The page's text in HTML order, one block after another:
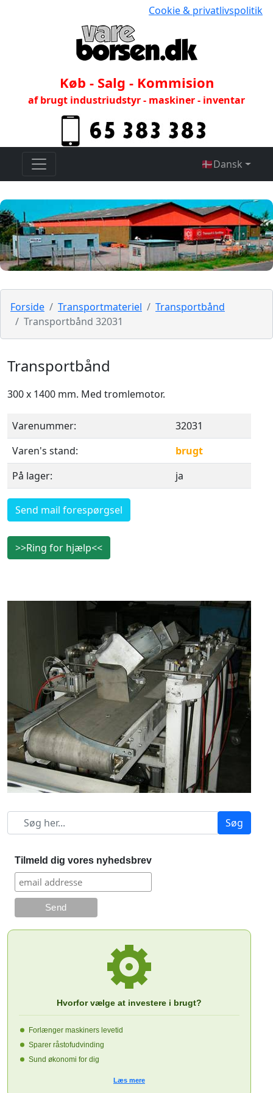
Cookie & privatlivspolitik
Køb - Salg - Kommision
af brugt industriudstyr - maskiner - inventar
🇩🇰Dansk
Forside Transportmateriel
Transportbånd
Transportbånd 32031
Transportbånd
300 x 1400 mm. Med tromlemotor.
Varenummer:
32031
Varen's stand:
brugt
På lager:
ja
Send mail forespørgsel
>>Ring for hjælp<<
Søg
Tilmeld dig vores nyhedsbrev
Hvorfor vælge at investere i brugt?
Forlænger maskiners levetid
Sparer råstofudvinding
Sund økonomi for dig
Læs mere